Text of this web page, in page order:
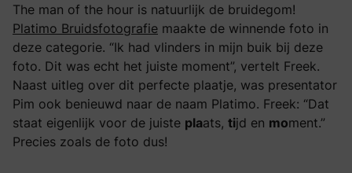
The man of the hour is natuurlijk de bruidegom!
Platimo Bruidsfotografie maakte de winnende foto in
deze categorie. “Ik had vlinders in mijn buik bij deze
foto. Dit was echt het juiste moment”, vertelt Freek.
Naast uitleg over dit perfecte plaatje, was presentator
Pim ook benieuwd naar de naam Platimo. Freek: “Dat
staat eigenlijk voor de juiste plaats, tijd en moment.”
Precies zoals de foto dus!